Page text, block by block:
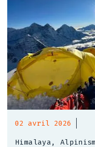
02 avril 2026
Himalaya,